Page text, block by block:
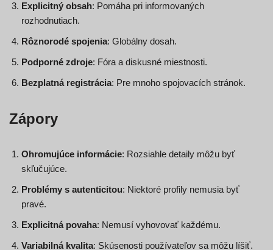
Explicitný obsah: Pomáha pri informovaných
rozhodnutiach.
Rôznorodé spojenia: Globálny dosah.
Podporné zdroje: Fóra a diskusné miestnosti.
Bezplatná registrácia: Pre mnoho spojovacích stránok.
Zápory
Ohromujúce informácie: Rozsiahle detaily môžu byť
skľučujúce.
Problémy s autenticitou: Niektoré profily nemusia byť
pravé.
Explicitná povaha: Nemusí vyhovovať každému.
Variabilná kvalita: Skúsenosti používateľov sa môžu líšiť.